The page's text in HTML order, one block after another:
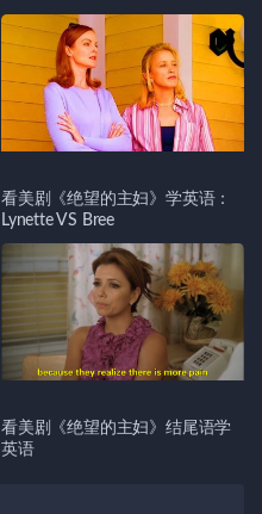
看美剧《绝望的主妇》学英语：
Lynette VS Bree
看美剧《绝望的主妇》结尾语学
英语